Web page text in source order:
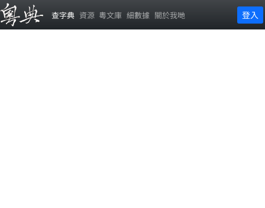
查字典 資源 粵文庫 細數據 關於我哋 登入